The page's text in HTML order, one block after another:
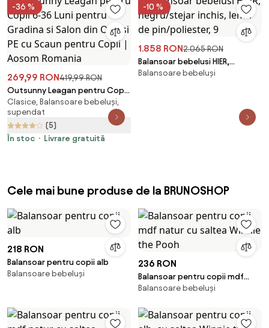
-36 %
269,99 RON419,99 RON
Outsunny Leagan pentru Copii
6-36 Luni pentru Gradina si
Salon din Otel si PE cu Scaun
pentru Copii | Aosom Romania
Clasice, Balansoare bebeluși,
supendat
(5)
În stoc
Livrare gratuită
-10 %
1.858 RON2.065 RON
Balansoar bebelusi HIER,
negru/stejar inchis, lemn de
Balansoare bebeluși
Cele mai bune produse de la BRUNOSHOP
218 RON
Balansoar pentru copii alb
Balansoare bebeluși
236 RON
Balansoar pentru copii mdf
natur cu saltea Winnie the
Balansoare bebeluși